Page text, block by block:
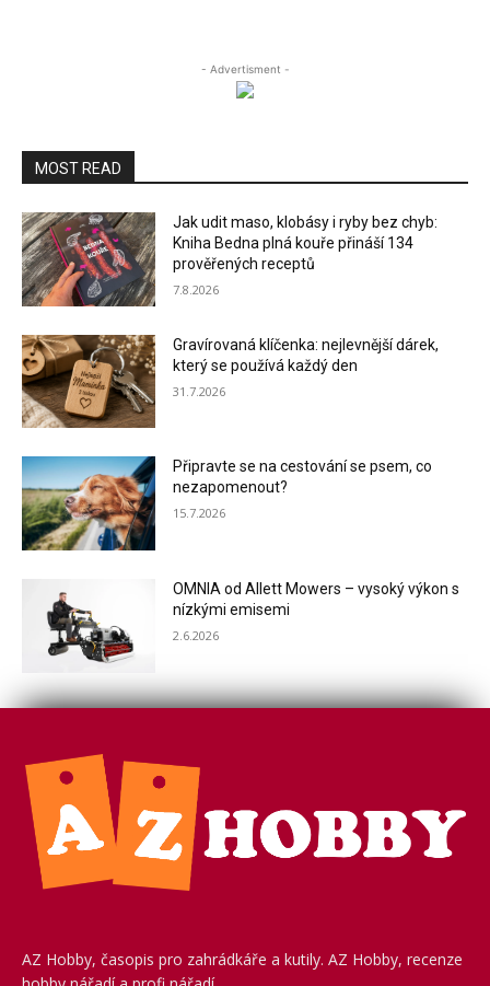
- Advertisment -
MOST READ
Jak udit maso, klobásy i ryby bez chyb:
Kniha Bedna plná kouře přináší 134
prověřených receptů
7.8.2026
Gravírovaná klíčenka: nejlevnější dárek,
který se používá každý den
31.7.2026
Připravte se na cestování se psem, co
nezapomenout?
15.7.2026
OMNIA od Allett Mowers – vysoký výkon s
nízkými emisemi
2.6.2026
AZ Hobby, časopis pro zahrádkáře a kutily. AZ Hobby, recenze